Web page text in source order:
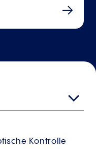
Kontrolle